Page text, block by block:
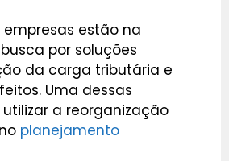
empresas estão na
por soluções
da carga tributária e
Uma dessas
a reorganização
planejamento